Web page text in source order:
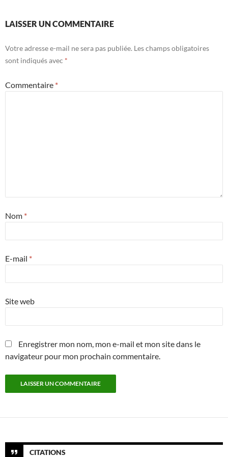
LAISSER UN COMMENTAIRE
Votre adresse e-mail ne sera pas publiée. Les champs obligatoires
sont indiqués avec *
Commentaire *
Nom *
E-mail *
Site web
Enregistrer mon nom, mon e-mail et mon site dans le
navigateur pour mon prochain commentaire.
CITATIONS